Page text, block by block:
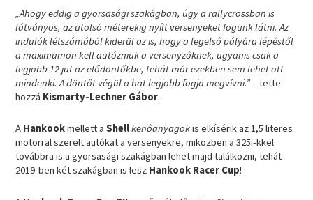
„Ahogy eddig a gyorsasági szakágban, úgy a rallycrossban is
látványos, az utolsó méterekig nyílt versenyeket fogunk látni. Az
indulók létszámából kiderül az is, hogy a legelső pályára lépéstől
a maximumon kell autózniuk a versenyzőknek, ugyanis csak a
legjobb 12 jut az elődöntőkbe, tehát már ezekben sem lehet ott
mindenki. A döntőt végül a hat legjobb fogja megvívni.”– tette
hozzá Kismarty-Lechner Gábor.
A Hankookmellett aShellkenőanyagokis elkísérik az 1,5 literes
motorral szerelt autókat a versenyekre, miközben a 325i-kkel
továbbra is a gyorsasági szakágban lehet majd találkozni, tehát
2019-ben két szakágban is lesz Hankook Racer Cup!